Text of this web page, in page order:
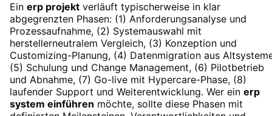
Ein erp projekt verläuft typischerweise in klar
abgegrenzten Phasen: (1) Anforderungsanalyse und
Prozessaufnahme, (2) Systemauswahl mit
herstellerneutralem Vergleich, (3) Konzeption und
Customizing-Planung, (4) Datenmigration aus
(5) Schulung und Change Management, (6) Pilotbetrieb
und Abnahme, (7) Go-live mit Hypercare-Phase, (8)
laufender Support und Weiterentwicklung. Wer ein erp
system einführen möchte, sollte diese Phasen mit